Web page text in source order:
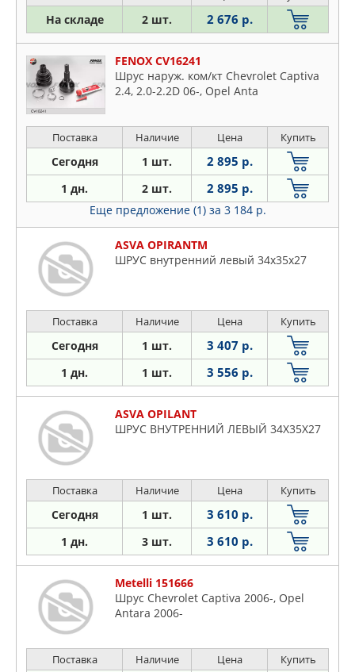
На складе 2 шт. 2 676 р.
FENOX CV16241
Шрус наруж. ком/кт Chevrolet Captiva
2.4, 2.0-2.2D 06-, Opel Anta
Поставка Наличие Цена Купить
Сегодня 1 шт. 2 895 р.
1 дн. 2 шт. 2 895 р.
Еще предложение (1) за 3 184 р.
ASVA OPIRANTM
ШРУС внутренний левый 34x35x27
Поставка Наличие Цена Купить
Сегодня 1 шт. 3 407 р.
1 дн. 1 шт. 3 556 р.
ASVA OPILANT
ШРУС ВНУТРЕННИЙ ЛЕВЫЙ 34X35X27
Поставка Наличие Цена Купить
Сегодня 1 шт. 3 610 р.
1 дн. 3 шт. 3 610 р.
Metelli 151666
Шрус Chevrolet Captiva 2006-, Opel
Antara 2006-
Поставка Наличие Цена Купить